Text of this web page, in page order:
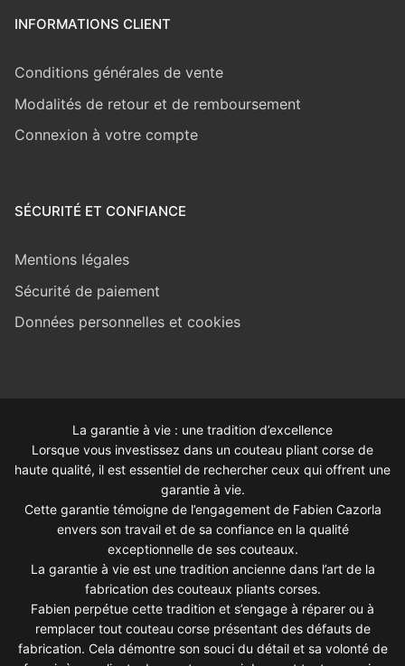
INFORMATIONS CLIENT
Conditions générales de vente
Modalités de retour et de remboursement
Connexion à votre compte
SÉCURITÉ ET CONFIANCE
Mentions légales
Sécurité de paiement
Données personnelles et cookies
La garantie à vie : une tradition d’excellence
Lorsque vous investissez dans un couteau pliant corse de
haute qualité, il est essentiel de rechercher ceux qui offrent une
garantie à vie.
Cette garantie témoigne de l’engagement de Fabien Cazorla
envers son travail et de sa confiance en la qualité
exceptionnelle de ses couteaux.
La garantie à vie est une tradition ancienne dans l’art de la
fabrication des couteaux pliants corses.
Fabien perpétue cette tradition et s’engage à réparer ou à
remplacer tout couteau corse présentant des défauts de
fabrication. Cela démontre son souci du détail et sa volonté de